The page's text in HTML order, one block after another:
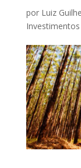
por Luiz
Investimentos